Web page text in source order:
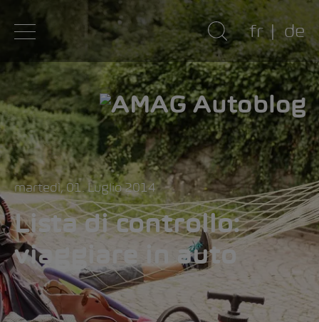
fr de
martedì, 01. Luglio 2014
Lista di controllo:
viaggiare in auto